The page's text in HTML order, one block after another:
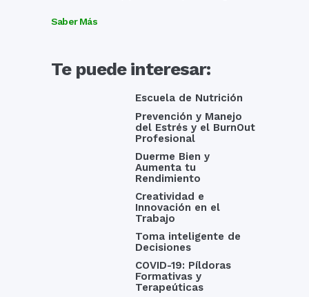
Saber Más
Te puede interesar:
Escuela de Nutrición
Prevención y Manejo
del Estrés y el BurnOut
Profesional
Duerme Bien y
Aumenta tu
Rendimiento
Creatividad e
Innovación en el
Trabajo
Toma inteligente de
Decisiones
COVID-19: Píldoras
Formativas y
Terapeúticas